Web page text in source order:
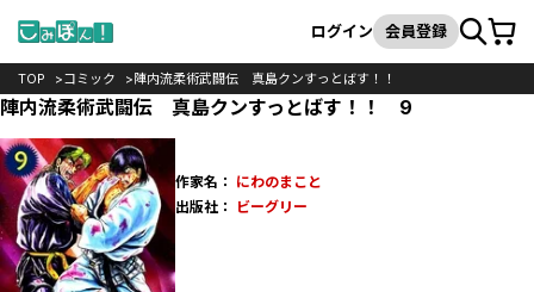
検索
ログイン 会員登録カート
TOP コミック 陣内流柔術武闘伝 真島クンすっとばす！！
陣内流柔術武闘伝 真島クンすっとばす！！ 9
作家名： にわのまこと
出版社：
ビーグリー